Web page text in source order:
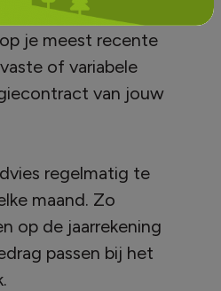
voorschotbedrag.
je meest recente
of variabele
van jouw
regelmatig te
maand. Zo
op de jaarrekening
passen bij het